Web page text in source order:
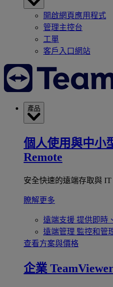
開啟網頁應用程式
管理主控台
工單
客戶入口網站
產品
個人使用與中小
Remote
安全快速的遠端存取與 IT
瞭解更多
遠端支援 提供即時
遠端管理 監控和管
查看方案與價格
企業